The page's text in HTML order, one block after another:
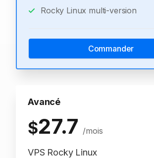
Rocky Linux multi-version
Commander
Avancé
$27.7 /mois
VPS Rocky Linux